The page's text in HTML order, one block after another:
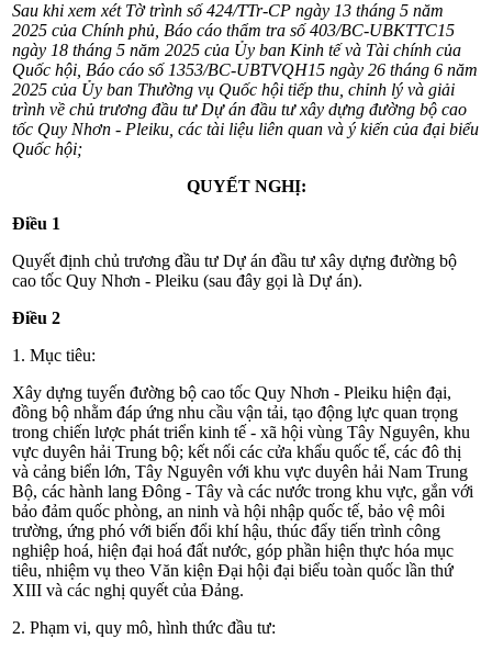
Sau khi xem xét Tờ trình số 424/TTr-CP ngày 13 tháng 5 năm
2025 của Chính phủ, Báo cáo thẩm tra số 403/BC-UBKTTC15
ngày 18 tháng 5 năm 2025 của Ủy ban Kinh tế và Tài chính của
Quốc hội, Báo cáo số 1353/BC-UBTVQH15 ngày 26 tháng 6 năm
2025 của Ủy ban Thường vụ Quốc hội tiếp thu, chỉnh lý và giải
trình về chủ trương đầu tư Dự án đầu tư xây dựng đường bộ cao
tốc Quy Nhơn - Pleiku, các tài liệu liên quan và ý kiến của đại biểu
Quốc hội;
QUYẾT NGHỊ:
Điều 1
Quyết định chủ trương đầu tư Dự án đầu tư xây dựng đường bộ
cao tốc Quy Nhơn - Pleiku (sau đây gọi là Dự án).
Điều 2
1. Mục tiêu:
Xây dựng tuyến đường bộ cao tốc Quy Nhơn - Pleiku hiện đại,
đồng bộ nhằm đáp ứng nhu cầu vận tải, tạo động lực quan trọng
trong chiến lược phát triển kinh tế - xã hội vùng Tây Nguyên, khu
vực duyên hải Trung bộ; kết nối các cửa khẩu quốc tế, các đô thị
và cảng biển lớn, Tây Nguyên với khu vực duyên hải Nam Trung
Bộ, các hành lang Đông - Tây và các nước trong khu vực, gắn với
bảo đảm quốc phòng, an ninh và hội nhập quốc tế, bảo vệ môi
trường, ứng phó với biến đổi khí hậu, thúc đẩy tiến trình công
nghiệp hoá, hiện đại hoá đất nước, góp phần hiện thực hóa mục
tiêu, nhiệm vụ theo Văn kiện Đại hội đại biểu toàn quốc lần thứ
XIII và các nghị quyết của Đảng.
2. Phạm vi, quy mô, hình thức đầu tư: